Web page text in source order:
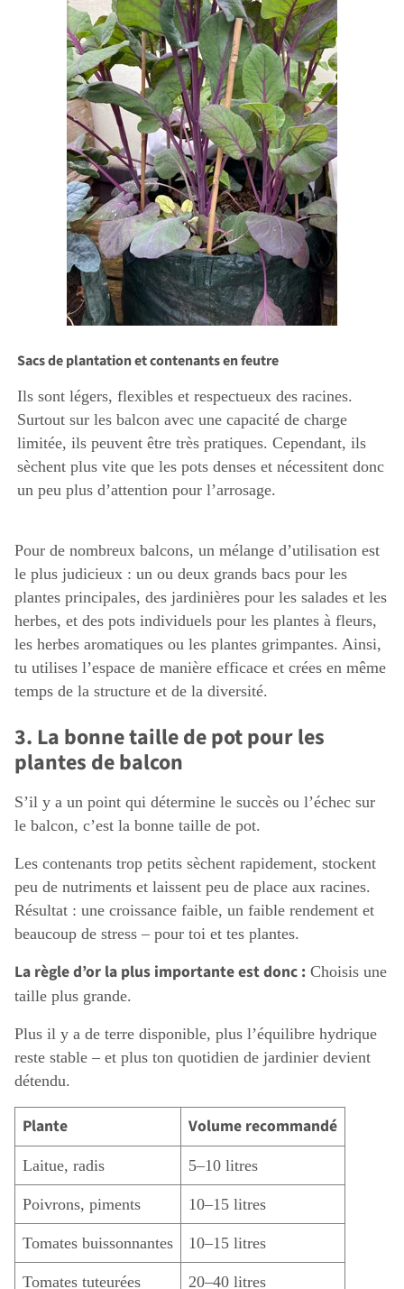
Sacs de plantation et contenants en feutre
Ils sont légers, flexibles et respectueux des racines.
Surtout sur les balcon avec une capacité de charge
limitée, ils peuvent être très pratiques. Cependant, ils
sèchent plus vite que les pots denses et nécessitent donc
un peu plus d’attention pour l’arrosage.
Pour de nombreux balcons, un mélange d’utilisation est
le plus judicieux : un ou deux grands bacs pour les
plantes principales, des jardinières pour les salades et les
herbes, et des pots individuels pour les plantes à fleurs,
les herbes aromatiques ou les plantes grimpantes. Ainsi,
tu utilises l’espace de manière efficace et crées en même
temps de la structure et de la diversité.
3. La bonne taille de pot pour les
plantes de balcon
S’il y a un point qui détermine le succès ou l’échec sur
le balcon, c’est la bonne taille de pot.
Les contenants trop petits sèchent rapidement, stockent
peu de nutriments et laissent peu de place aux racines.
Résultat : une croissance faible, un faible rendement et
beaucoup de stress – pour toi et tes plantes.
La règle d’or la plus importante est donc : Choisis une
taille plus grande.
Plus il y a de terre disponible, plus l’équilibre hydrique
reste stable – et plus ton quotidien de jardinier devient
détendu.
Plante Volume recommandé
Laitue, radis 5–10 litres
Poivrons, piments 10–15 litres
Tomates buissonnantes 10–15 litres
Tomates tuteurées 20–40 litres